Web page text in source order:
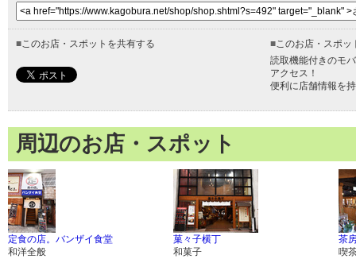
■このお店・スポットを共有する ■このお店・スポッ
読取機能付きのモ
アクセス！
便利に店舗情報を
周辺のお店・スポット
定食の店。バンザイ食堂
和洋全般
菓々子横丁
和菓子
茶
喫